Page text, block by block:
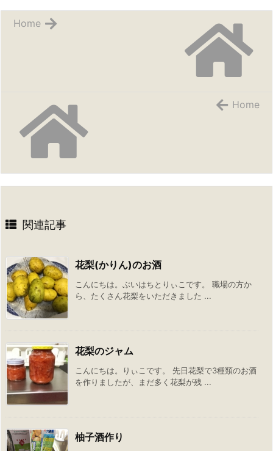
Home
Home
関連記事
花梨(かりん)のお酒
こんにちは。ぶいはちとりぃこです。 職場の方か
ら、たくさん花梨をいただきました ...
花梨のジャム
こんにちは。りぃこです。 先日花梨で3種類のお酒
を作りましたが、まだ多く花梨が残 ...
柚子酒作り